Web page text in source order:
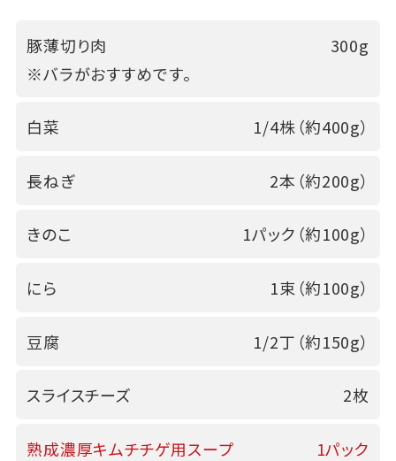
豚薄切り肉
※バラがおすすめです。
300g
白菜 1/4株（約400g）
長ねぎ 2本（約200g）
きのこ 1パック（約100g）
にら 1束（約100g）
豆腐 1/2丁（約150g）
スライスチーズ 2枚
熟成濃厚キムチチゲ用スープ
1パック